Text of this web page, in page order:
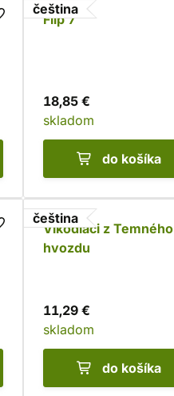
čeština
Flip 7
18,85 €
skladom
do košíka
čeština
Vlkodlaci z Temného
hvozdu
11,29 €
skladom
do košíka